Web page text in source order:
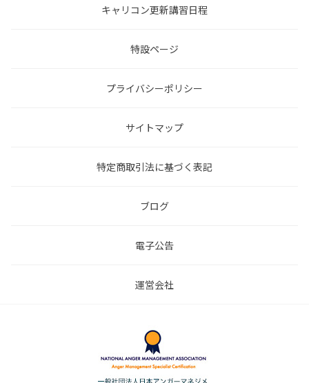
キャリコン更新講習日程
特設ページ
プライバシーポリシー
サイトマップ
特定商取引法に基づく表記
ブログ
電子公告
運営会社